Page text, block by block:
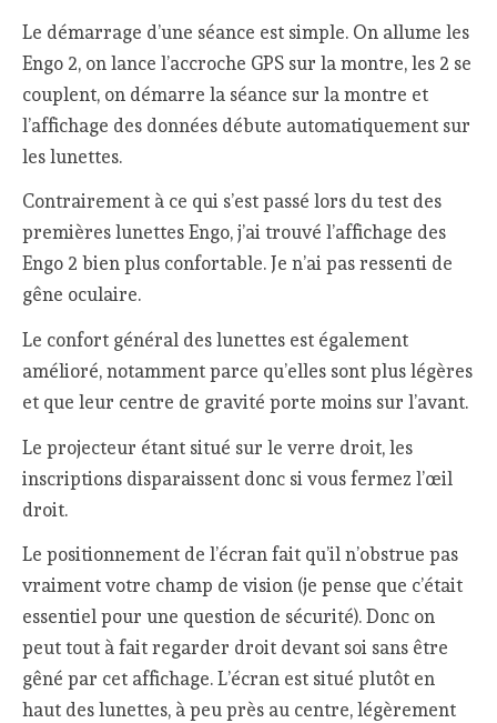
Le démarrage d’une séance est simple. On allume les
Engo 2, on lance l’accroche GPS sur la montre, les 2 se
couplent, on démarre la séance sur la montre et
l’affichage des données débute automatiquement sur
les lunettes.
Contrairement à ce qui s’est passé lors du test des
premières lunettes Engo, j’ai trouvé l’affichage des
Engo 2 bien plus confortable. Je n’ai pas ressenti de
gêne oculaire.
Le confort général des lunettes est également
amélioré, notamment parce qu’elles sont plus légères
et que leur centre de gravité porte moins sur l’avant.
Le projecteur étant situé sur le verre droit, les
inscriptions disparaissent donc si vous fermez l’œil
droit.
Le positionnement de l’écran fait qu’il n’obstrue pas
vraiment votre champ de vision (je pense que c’était
essentiel pour une question de sécurité). Donc on
peut tout à fait regarder droit devant soi sans être
gêné par cet affichage. L’écran est situé plutôt en
haut des lunettes, à peu près au centre, légèrement